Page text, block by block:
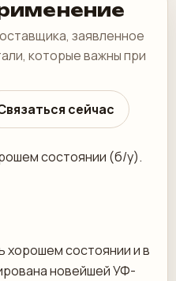
заявленное
которые важны при
сейчас
состоянии (б/у).
хорошем состоянии и в
новейшей УФ-